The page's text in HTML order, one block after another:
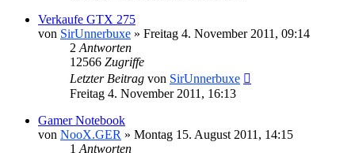
Verkaufe GTX 275
von SirUnnerbuxe » Freitag 4. November 2011, 09:14
2 Antworten
12566 Zugriffe
Letzter Beitrag von SirUnnerbuxe
Freitag 4. November 2011, 16:13
Gamer Notebook
von NooX.GER » Montag 15. August 2011, 14:15
1 Antworten